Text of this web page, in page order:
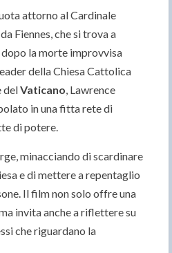
attorno al Cardinale
Fiennes, che si trova a
dopo la morte improvvisa
della Chiesa Cattolica
delVaticano, Lawrence
in una fitta rete di
di potere.
minacciando di scardinare
e di mettere a repentaglio
Il film non solo offre una
invita anche a riflettere su
che riguardano la